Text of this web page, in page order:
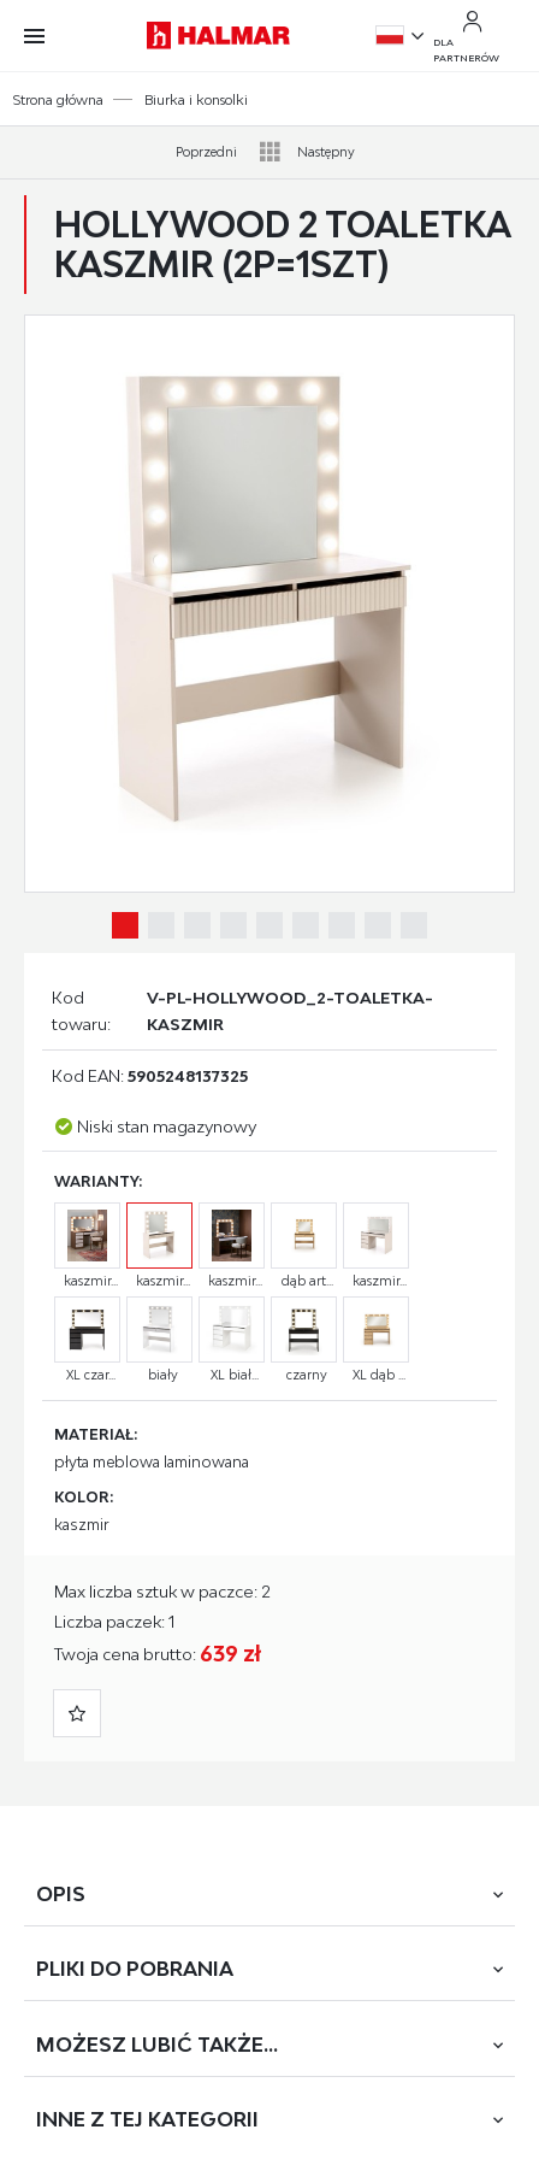
Przejdź do treści.
Przejdź do menu.
Przejdź do wyszukiwarki.
DLA
PARTNERÓW
Strona główna Biurka i konsolki
Poprzedni Następny
HOLLYWOOD 2 TOALETKA
KASZMIR (2P=1SZT)
Kod
towaru:
V-PL-HOLLYWOOD_2-TOALETKA-
KASZMIR
Kod EAN:5905248137325
Niski stan magazynowy
WARIANTY:
kaszmir... kaszmir... kaszmir... dąb art... kaszmir...
XL czar... biały XL biał... czarny XL dąb ...
MATERIAŁ:
płyta meblowa laminowana
KOLOR:
kaszmir
Twoja cena brutto: 639 zł
Max liczba sztuk w paczce: 2
Liczba paczek: 1
OPIS
toaletka, wymiary: 94/43/140 cm, materiał: lustro / płyta
LED, kolor: kaszmir
PLIKI DO POBRANIA
HOLLYWOOD
MOŻESZ LUBIĆ TAKŻE...
INNE Z TEJ KATEGORII